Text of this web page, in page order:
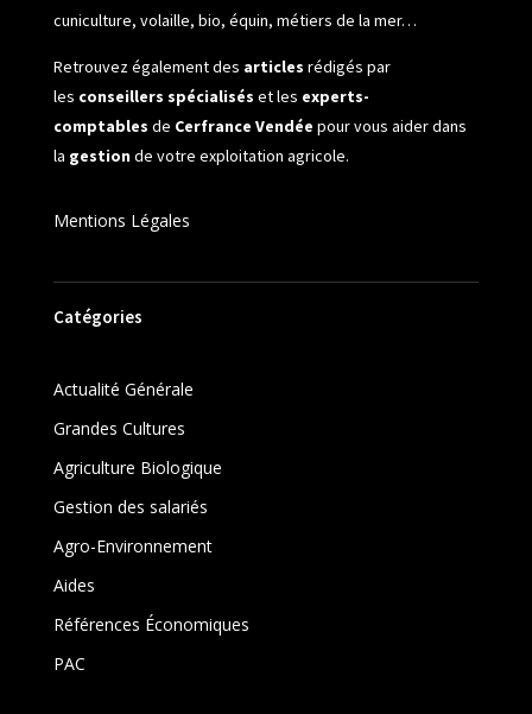
cuniculture, volaille, bio, équin, métiers de la mer…
Retrouvez également des articles rédigés par
les conseillers spécialisés et les experts-
comptables de Cerfrance Vendée pour vous aider dans
la gestionde votre exploitation agricole.
Mentions Légales
Catégories
Actualité Générale
Grandes Cultures
Agriculture Biologique
Gestion des salariés
Agro-Environnement
Aides
Références Économiques
PAC